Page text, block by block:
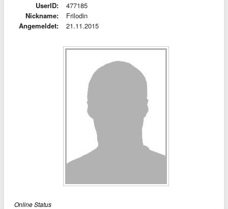
UserID:
477185
Nickname:
Frilodin
Angemeldet:
21.11.2015
Online Status